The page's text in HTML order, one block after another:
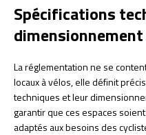
Spécifications
La réglementation ne se
locaux à vélos, elle définit
techniques et leur
garantir que ces espaces
adaptés aux besoins des